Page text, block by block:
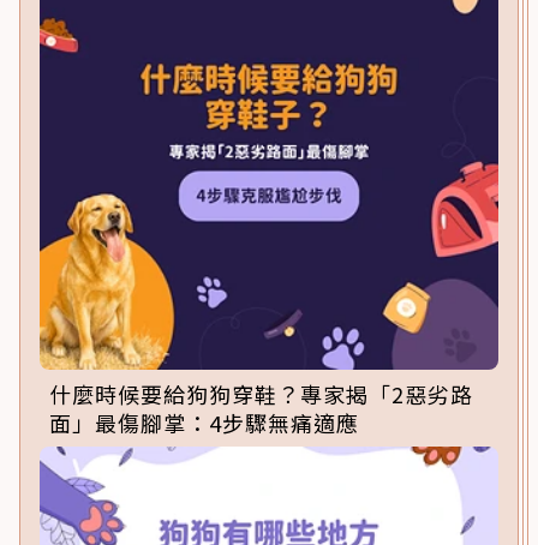
什麼時候要給狗狗穿鞋？專家揭「2惡劣路
面」最傷腳掌：4步驟無痛適應